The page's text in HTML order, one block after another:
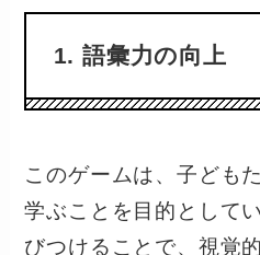
1. 語彙力の向上
このゲームは、子ども
学ぶことを目的として
びつけることで、視覚